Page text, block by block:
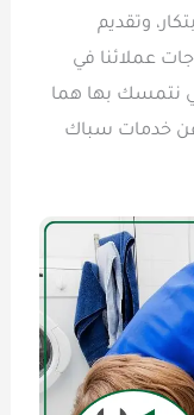
وتقديم
عملائنا في
نتمسك بها هما
عن خدمات سباك